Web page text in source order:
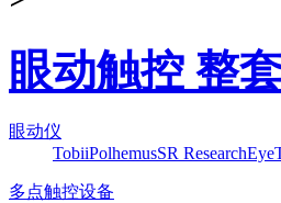
眼动触控 整
眼动仪
TobiiPolhemusSR Research
多点触控设备